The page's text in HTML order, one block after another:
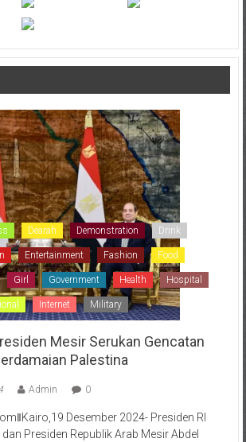
Dearah Demonstration Drink
Entertainment Fashion Food
Girl Government Health Hospital
Internet Military
Mesir Serukan Gencatan
Palestina
Admin 0
Desember 2024- Presiden RI
Presiden Republik Arab Mesir Abdel